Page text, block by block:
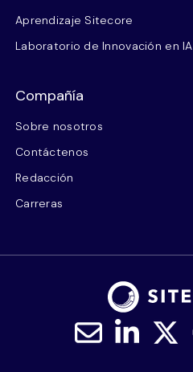
Aprendizaje Sitecore
Laboratorio de Innovación en IA
Compañía
Sobre nosotros
Contáctenos
Redacción
Carreras